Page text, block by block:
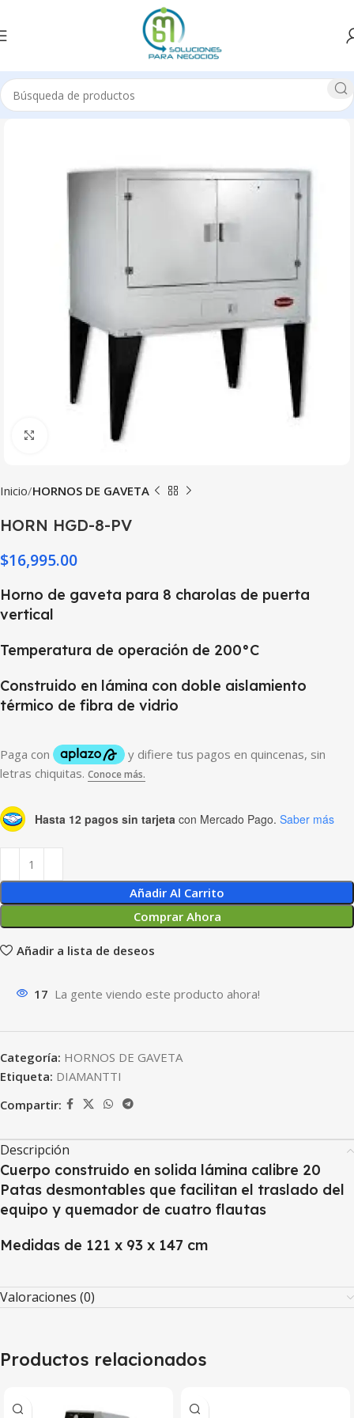
Haga Click para agrandar
Inicio HORNOS DE GAVETA
HORN HGD-8-PV
$16,995.00
Horno de gaveta para 8 charolas de puerta
vertical
Temperatura de operación de 200°C
Construido en lámina con doble aislamiento
térmico de fibra de vidrio
Hasta 12 pagos sin tarjeta con Mercado Pago. Saber más
Añadir Al Carrito
Comprar Ahora
Añadir a lista de deseos
17 La gente viendo este producto ahora!
Categoría: HORNOS DE GAVETA
Etiqueta: DIAMANTTI
Compartir:
Descripción
Cuerpo construido en solida lámina calibre 20
Patas desmontables que facilitan el traslado del
equipo y quemador de cuatro flautas
Medidas de 121 x 93 x 147 cm
Valoraciones (0)
Productos relacionados